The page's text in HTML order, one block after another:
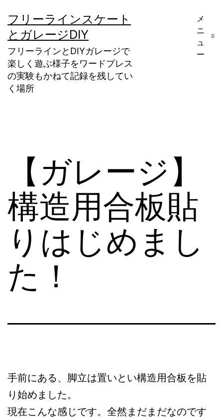
ン
テ
ン
ツ
フリーラインスケート
とガレージDIY
フリーラインとDIYガレージで
楽しく遊ぶ様子をワードプレス
の実験もかねて記録を残してい
く場所
メ
ニ
ュ
ー
【ガレージ】
構造用合板貼
りはじめまし
た！
手前にある、脚立は置いとい構造用合板を貼
り始めました。
現在こんな感じです。全然まだまだなのです